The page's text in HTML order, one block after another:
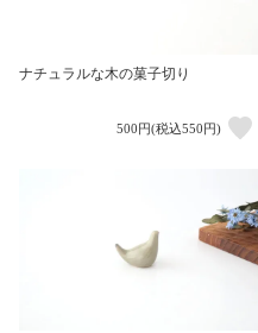
ナチュラルな木の菓子切り
500円(税込550円)